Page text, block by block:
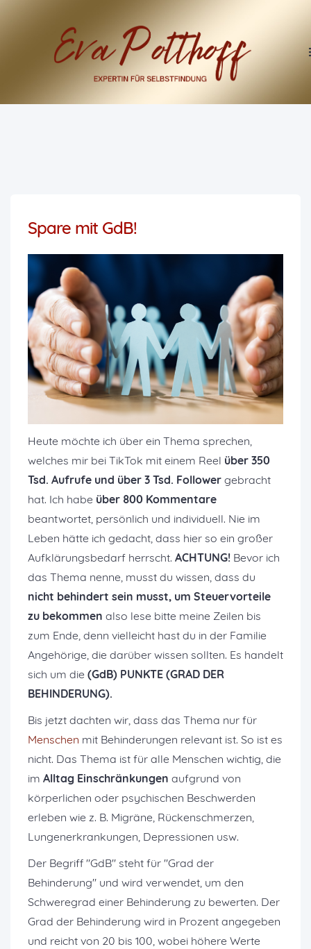
Spare mit GdB!
Heute möchte ich über ein Thema sprechen,
welches mir bei TikTok mit einem Reel über 350
Tsd. Aufrufe und über 3 Tsd. Follower gebracht
hat. Ich habe über 800 Kommentare
beantwortet, persönlich und individuell. Nie im
Leben hätte ich gedacht, dass hier so ein großer
Aufklärungsbedarf herrscht. ACHTUNG! Bevor ich
das Thema nenne, musst du wissen, dass du
nicht behindert sein musst, um Steuervorteile
zu bekommen also lese bitte meine Zeilen bis
zum Ende, denn vielleicht hast du in der Familie
Angehörige, die darüber wissen sollten. Es handelt
sich um die (GdB) PUNKTE (GRAD DER
BEHINDERUNG).
Bis jetzt dachten wir, dass das Thema nur für
Menschen mit Behinderungen relevant ist. So ist es
nicht. Das Thema ist für alle Menschen wichtig, die
im Alltag Einschränkungen aufgrund von
körperlichen oder psychischen Beschwerden
erleben wie z. B. Migräne, Rückenschmerzen,
Lungenerkrankungen, Depressionen usw.
Der Begriff "GdB" steht für "Grad der
Behinderung" und wird verwendet, um den
Schweregrad einer Behinderung zu bewerten. Der
Grad der Behinderung wird in Prozent angegeben
und reicht von 20 bis 100, wobei höhere Werte